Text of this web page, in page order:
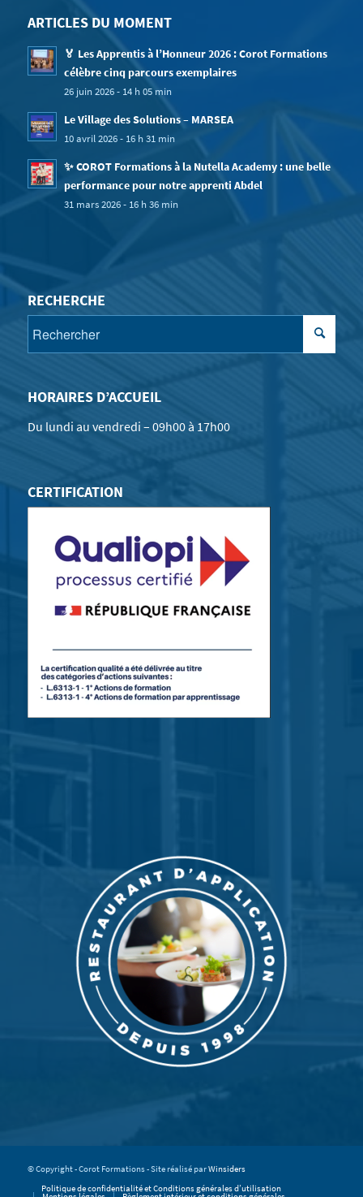
ARTICLES DU MOMENT
🏅 Les Apprentis à l’Honneur 2026 : Corot Formations
célèbre cinq parcours exemplaires
26 juin 2026 - 14 h 05 min
Le Village des Solutions – MARSEA
10 avril 2026 - 16 h 31 min
✨ COROT Formations à la Nutella Academy : une belle
performance pour notre apprenti Abdel
31 mars 2026 - 16 h 36 min
RECHERCHE
HORAIRES D’ACCUEIL
Du lundi au vendredi – 09h00 à 17h00
CERTIFICATION
© Copyright - Corot Formations - Site réalisé parWinsiders
Politique de confidentialité et Conditions générales d’utilisation